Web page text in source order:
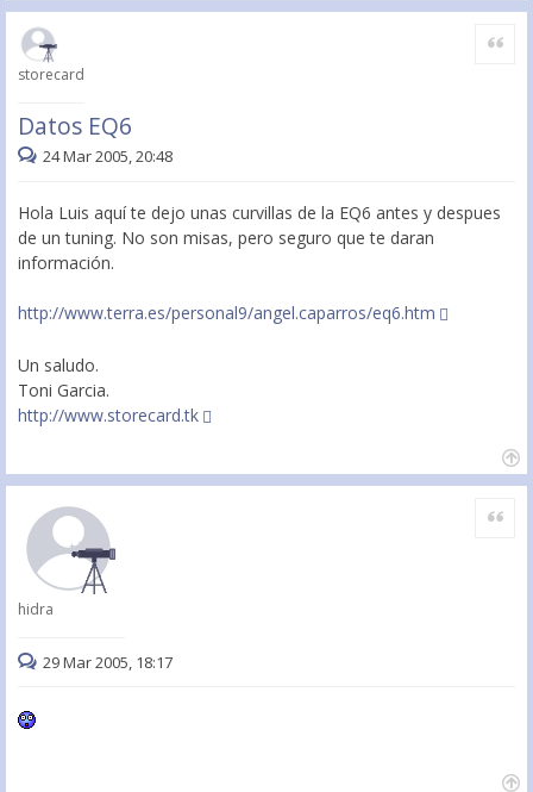
storecard
Datos EQ6
Citar
24 Mar 2005, 20:48
Hola Luis aquí te dejo unas curvillas de la EQ6 antes y despues
de un tuning. No son misas, pero seguro que te daran
información.
http://www.terra.es/personal9/angel.caparros/eq6.htm
Un saludo.
Toni Garcia.
http://www.storecard.tk
hidra
Citar
29 Mar 2005, 18:17